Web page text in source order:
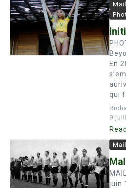
En
qui
9
juin